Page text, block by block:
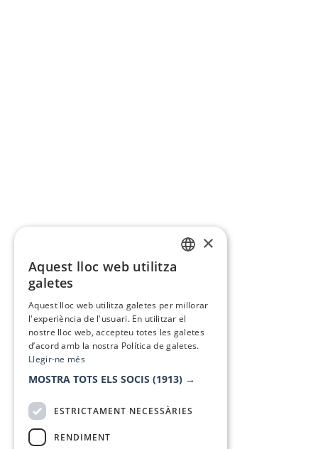
×
Aquest lloc web utilitza
galetes
Aquest lloc web utilitza galetes per millorar
l'experiència de l'usuari. En utilitzar el
nostre lloc web, accepteu totes les galetes
d’acord amb la nostra Política de galetes.
Llegir-ne més
MOSTRA TOTS ELS SOCIS (1913) →
ESTRICTAMENT NECESSÀRIES
RENDIMENT